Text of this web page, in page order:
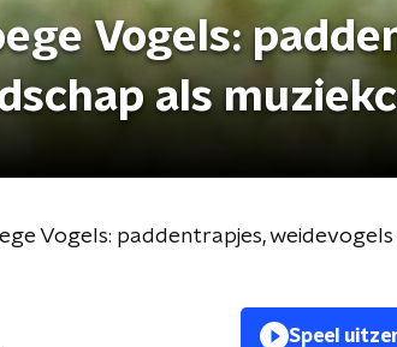
Vogels:
als
Vogels: paddentrapjes,
Speel